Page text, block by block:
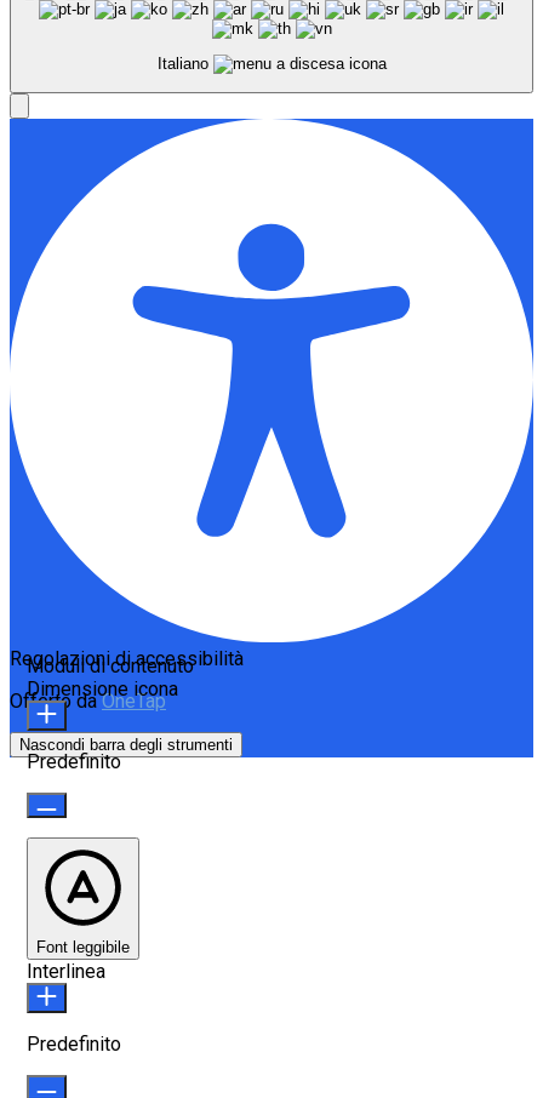
Italiano
Regolazioni di accessibilità
Offerto daOneTap
Nascondi barra degli strumenti
Moduli di contenuto
Dimensione icona
Predefinito
Font leggibile
Interlinea
Predefinito